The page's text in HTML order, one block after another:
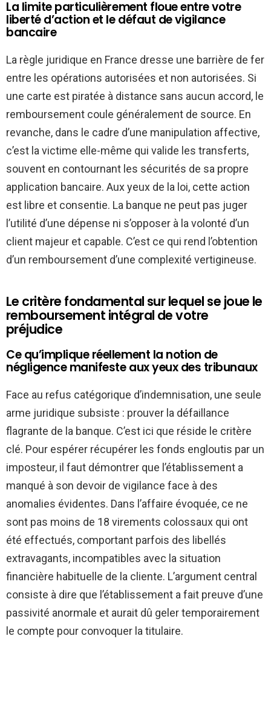
La limite particulièrement floue entre votre
liberté d’action et le défaut de vigilance
bancaire
La règle juridique en France dresse une barrière de fer
entre les opérations autorisées et non autorisées. Si
une carte est piratée à distance sans aucun accord, le
remboursement coule généralement de source. En
revanche, dans le cadre d’une manipulation affective,
c’est la victime elle-même qui valide les transferts,
souvent en contournant les sécurités de sa propre
application bancaire. Aux yeux de la loi, cette action
est libre et consentie. La banque ne peut pas juger
l’utilité d’une dépense ni s’opposer à la volonté d’un
client majeur et capable. C’est ce qui rend l’obtention
d’un remboursement d’une complexité vertigineuse.
Le critère fondamental sur lequel se joue le
remboursement intégral de votre
préjudice
Ce qu’implique réellement la notion de
négligence manifeste aux yeux des tribunaux
Face au refus catégorique d’indemnisation, une seule
arme juridique subsiste : prouver la défaillance
flagrante de la banque. C’est ici que réside le critère
clé. Pour espérer récupérer les fonds engloutis par un
imposteur, il faut démontrer que l’établissement a
manqué à son devoir de vigilance face à des
anomalies évidentes. Dans l’affaire évoquée, ce ne
sont pas moins de 18 virements colossaux qui ont
été effectués, comportant parfois des libellés
extravagants, incompatibles avec la situation
financière habituelle de la cliente. L’argument central
consiste à dire que l’établissement a fait preuve d’une
passivité anormale et aurait dû geler temporairement
le compte pour convoquer la titulaire.